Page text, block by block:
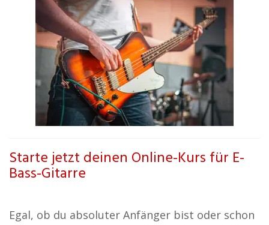
Starte jetzt deinen Online-Kurs für E-
Bass-Gitarre
Egal, ob du absoluter Anfänger bist oder schon